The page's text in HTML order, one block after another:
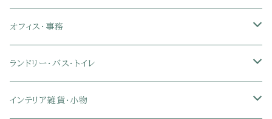
突っ張り棚・突っ張りラック
幅91～120cmテレビ台
幅121～150cmテレビ台
幅151～180cmテレビ台
キッチン用品
キッチン家電
シングル
ロフトベッド
2段ベッド
折りたたみベッド
ブランケット・毛布
布団カバー・敷きパッド
ひんやりマット（冷却マット）
ジョイントマット
2人用ダイニングテーブルセット
4人用ダイニングテーブルセット
6人用ダイニングテーブルセット
センターテーブル
ガラステーブル
カウンターテーブル
L字デスク
収納付きデスク
キーボードスライダー付きデスク
ダイニングチェア・ベンチ
オフィスチェア
リクライニングチェア
リビングチェア
オフィス・事務
オフィスチェア
オフィスデスク
ランドリー・バス・トイレ
ランドリーラック
インテリア雑貨・小物